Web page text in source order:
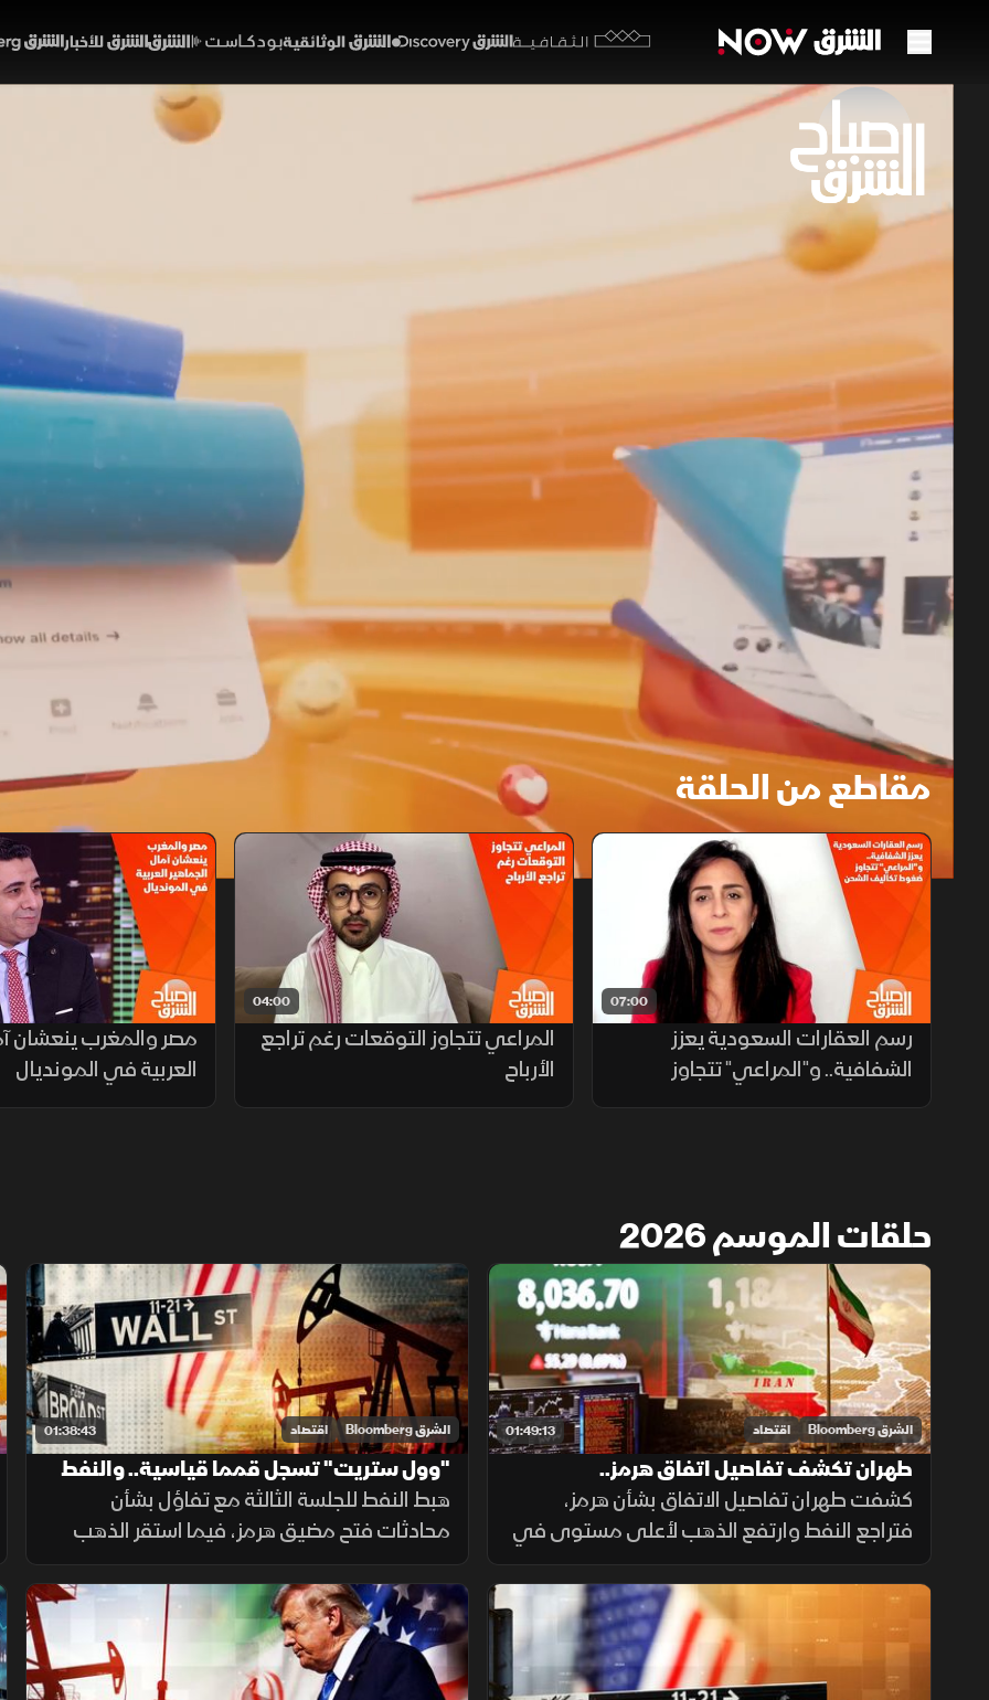
الثقافية
1x auto
أسبوع من التهدئة بين أميركا
غير النفطي السعودي يتسارع
تفاهم أميركي إيراني على تهدئة شاملة خلال أسبوع تشييع خامنئي.
أسبوعية، وتوقعات جديدة للأسعار عند 60
ويسجل أعلى مستوى له في 4 أشهر. وفي كأس العالم،
نظيفة في شباك كندا
اقتصاد الشرق مع بلومبرغ صباح الشرق محمد عادل سامية صالح الولايات المتحدة إيران
مقاطع من الحلقة
07:00
رسم العقارات السعودية يعزز
الشفافية.. و"المراعي" تتجاوز
ضغوط تكاليف الشحن
04:00
المراعي تتجاوز التوقعات رغم تراجع
الأرباح
مصر والمغرب ينعشان
العربية في المونديال
حلقات الموسم 2026
01:49:13 الشرق Bloomberg اقتصاد
طهران تكشف تفاصيل اتفاق هرمز..
و"كوسبي" يهبط مع ضغوط الذكاء
الاصطناعي
كشفت طهران تفاصيل الاتفاق بشأن هرمز،
فتراجع النفط وارتفع الذهب لأعلى مستوى في
6 أسابيع. كما هبط كوسبي 4% بقيادة سامسونج
وإس كيه هاينكس، فيما أعادت نتائج سبيس إكس
الجدل حول الإنفاق على الذكاء الاصطناعي
01:38:43 الشرق Bloomberg اقتصاد
"وول ستريت" تسجل قمما قياسية.. والنفط
يتراجع
هبط النفط للجلسة الثالثة مع تفاؤل بشأن
محادثات فتح مضيق هرمز، فيما استقر الذهب
فوق 4100 دولار. وقادت أسهم التكنولوجيا
ارتفاعات وول ستريت إلى مستويات تاريخية،
واستعادت الأسواق الآسيوية الزخم.